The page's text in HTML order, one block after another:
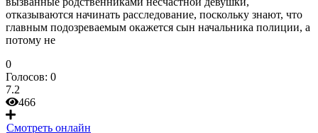
отказываются начинать расследование, поскольку знают, что
главным подозреваемым окажется сын начальника полиции, а
потому не
0
Голосов: 0
7.2
466
Смотреть онлайн